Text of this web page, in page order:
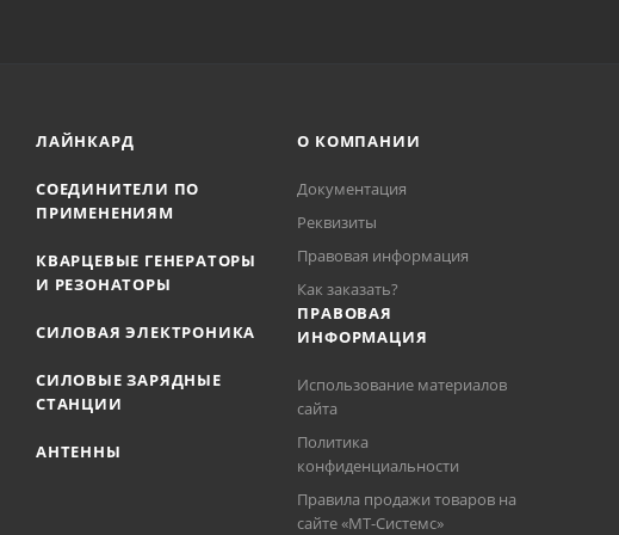
ЛАЙНКАРД
СОЕДИНИТЕЛИ ПО
ПРИМЕНЕНИЯМ
КВАРЦЕВЫЕ ГЕНЕРАТОРЫ
И РЕЗОНАТОРЫ
СИЛОВАЯ ЭЛЕКТРОНИКА
СИЛОВЫЕ ЗАРЯДНЫЕ
СТАНЦИИ
АНТЕННЫ
О КОМПАНИИ
Документация
Реквизиты
Правовая информация
Как заказать?
ПРАВОВАЯ
ИНФОРМАЦИЯ
Использование материалов
сайта
Политика
конфиденциальности
Правила продажи товаров на
сайте «МТ-Системс»